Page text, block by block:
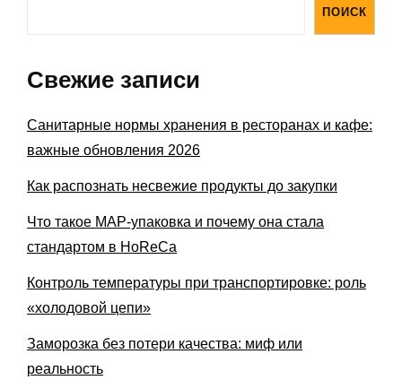
ПОИСК
Свежие записи
Санитарные нормы хранения в ресторанах и кафе:
важные обновления 2026
Как распознать несвежие продукты до закупки
Что такое MAP-упаковка и почему она стала
стандартом в HoReCa
Контроль температуры при транспортировке: роль
«холодовой цепи»
Заморозка без потери качества: миф или
реальность